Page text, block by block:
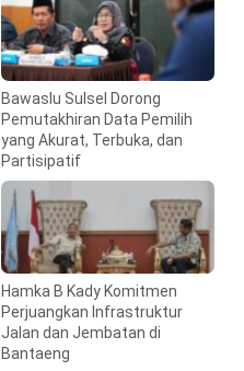
Bawaslu Sulsel Dorong
Pemutakhiran Data Pemilih
yang Akurat, Terbuka, dan
Partisipatif
Hamka B Kady Komitmen
Perjuangkan Infrastruktur
Jalan dan Jembatan di
Bantaeng